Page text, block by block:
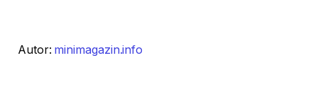
Autor: minimagazin.info